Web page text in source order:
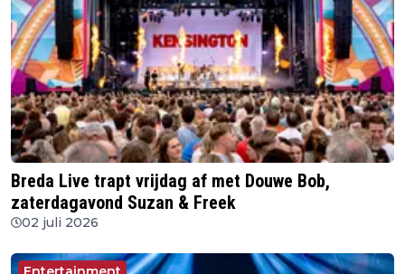
Breda Live trapt vrijdag af met Douwe Bob,
zaterdagavond Suzan & Freek
02 juli 2026